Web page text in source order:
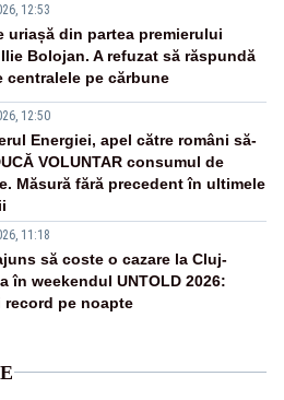
12:53
uriașă din partea premierului
Bolojan. A refuzat să răspundă
centralele pe cărbune
12:50
Energiei, apel către români să-
VOLUNTAR consumul de
Măsură fără precedent în ultimele
11:18
să coste o cazare la Cluj-
în weekendul UNTOLD 2026:
record pe noapte